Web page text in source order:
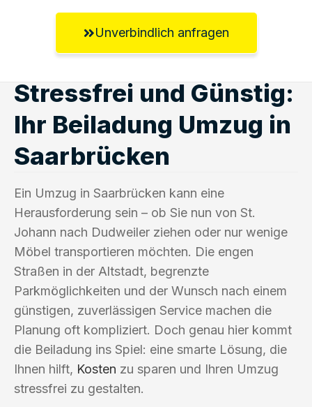
Unverbindlich anfragen
Stressfrei und Günstig:
Ihr Beiladung Umzug in
Saarbrücken
Ein Umzug in Saarbrücken kann eine
Herausforderung sein – ob Sie nun von St.
Johann nach Dudweiler ziehen oder nur wenige
Möbel transportieren möchten. Die engen
Straßen in der Altstadt, begrenzte
Parkmöglichkeiten und der Wunsch nach einem
günstigen, zuverlässigen Service machen die
Planung oft kompliziert. Doch genau hier kommt
die Beiladung ins Spiel: eine smarte Lösung, die
Ihnen hilft, Kosten zu sparen und Ihren Umzug
stressfrei zu gestalten.